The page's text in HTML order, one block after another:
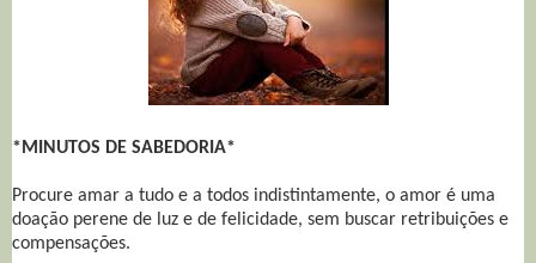
*MINUTOS DE SABEDORIA*
Procure amar a tudo e a todos indistintamente, o amor é uma
doação perene de luz e de felicidade, sem buscar retribuições e
compensações.